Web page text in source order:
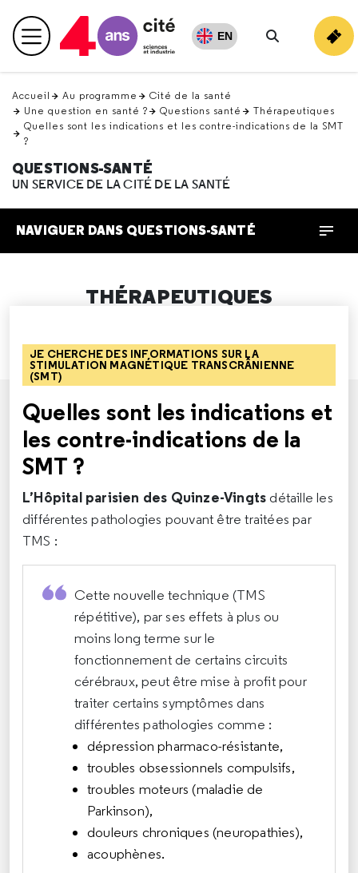
en
haut Menu principal EN
Rechercher
Accueil Au programme
Cité de la santé
Une question en santé ?
Questions santé
Thérapeutiques
Quelles sont les indications et les contre-indications de la SMT
?
QUESTIONS-SANTÉ
UN SERVICE DE LA CITÉ DE LA SANTÉ
NAVIGUER DANS QUESTIONS-SANTÉ
THÉRAPEUTIQUES
JE CHERCHE DES INFORMATIONS SUR LA
STIMULATION MAGNÉTIQUE TRANSCRÂNIENNE
(SMT)
Quelles sont les indications et
les contre-indications de la
SMT ?
L’Hôpital parisien des Quinze-Vingts détaille les
différentes pathologies pouvant être traitées par
TMS :
Cette nouvelle technique (TMS
répétitive), par ses effets à plus ou
moins long terme sur le
fonctionnement de certains circuits
cérébraux, peut être mise à profit pour
traiter certains symptômes dans
différentes pathologies comme :
dépression pharmaco-résistante,
troubles obsessionnels compulsifs,
troubles moteurs (maladie de
Parkinson),
douleurs chroniques (neuropathies),
acouphènes.